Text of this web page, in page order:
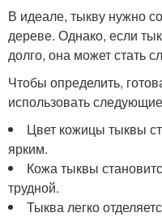
В идеале, тыкву нужно
дереве. Однако, если
долго, она может стать
Чтобы определить,
использовать
Цвет кожицы тыквы
ярким.
Кожа тыквы
трудной.
Тыква легко